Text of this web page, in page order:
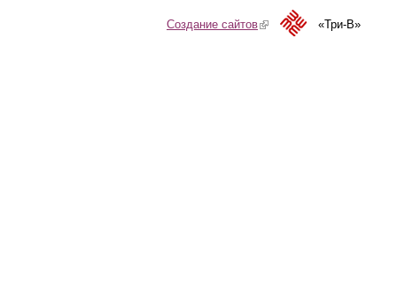
Создание сайтов(link is external)«Три-В»